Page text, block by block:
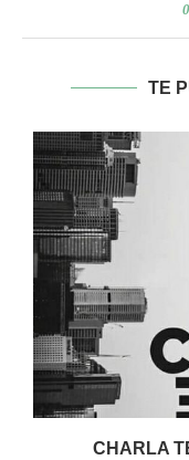
0
TE
CHARLA